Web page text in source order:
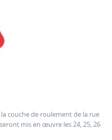
couche de roulement de la rue
mis en œuvre les 24, 25, 26